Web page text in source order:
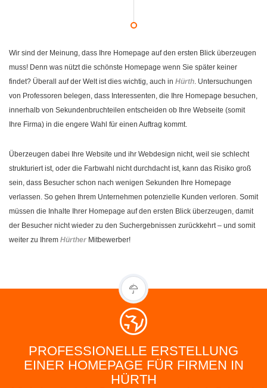
Wir sind der Meinung, dass Ihre Homepage auf den ersten Blick überzeugen
muss! Denn was nützt die schönste Homepage wenn Sie später keiner
findet? Überall auf der Welt ist dies wichtig, auch in Hürth. Untersuchungen
von Professoren belegen, dass Interessenten, die Ihre Homepage besuchen,
innerhalb von Sekundenbruchteilen entscheiden ob Ihre Webseite (somit
Ihre Firma) in die engere Wahl für einen Auftrag kommt.
Überzeugen dabei Ihre Website und ihr Webdesign nicht, weil sie schlecht
strukturiert ist, oder die Farbwahl nicht durchdacht ist, kann das Risiko groß
sein, dass Besucher schon nach wenigen Sekunden Ihre Homepage
verlassen. So gehen Ihrem Unternehmen potenzielle Kunden verloren. Somit
müssen die Inhalte Ihrer Homepage auf den ersten Blick überzeugen, damit
der Besucher nicht wieder zu den Suchergebnissen zurückkehrt – und somit
weiter zu Ihrem Hürther Mitbewerber!
PROFESSIONELLE ERSTELLUNG
EINER HOMEPAGE FÜR FIRMEN IN
HÜRTH